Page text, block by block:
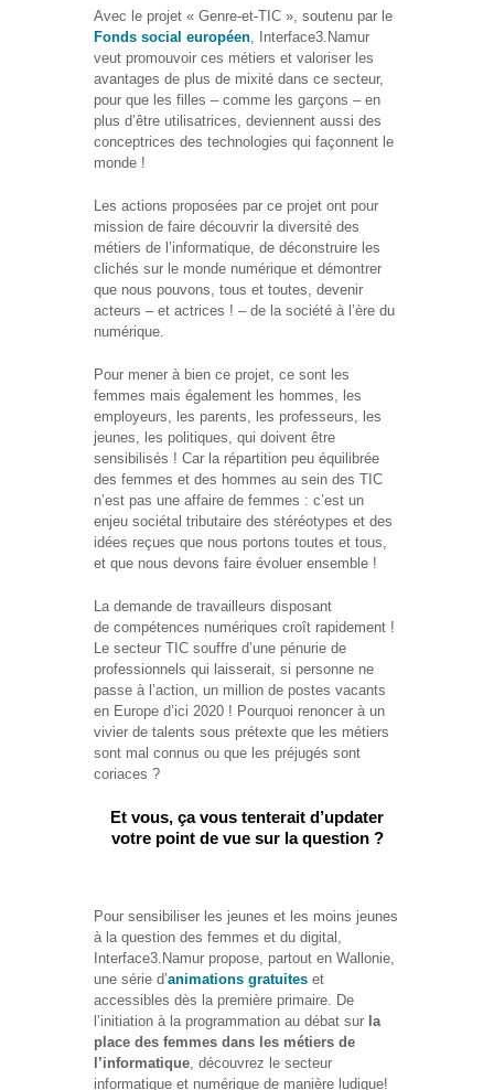
Avec le projet « Genre-et-TIC », soutenu par le
Fonds social européen, Interface3.Namur
veut promouvoir ces métiers et valoriser les
avantages de plus de mixité dans ce secteur,
pour que les filles – comme les garçons – en
plus d’être utilisatrices, deviennent aussi des
conceptrices des technologies qui façonnent le
monde !
Les actions proposées par ce projet ont pour
mission de faire découvrir la diversité des
métiers de l’informatique, de déconstruire les
clichés sur le monde numérique et démontrer
que nous pouvons, tous et toutes, devenir
acteurs – et actrices ! – de la société à l’ère du
numérique.
Pour mener à bien ce projet, ce sont les
femmes mais également les hommes, les
employeurs, les parents, les professeurs, les
jeunes, les politiques, qui doivent être
sensibilisés ! Car la répartition peu équilibrée
des femmes et des hommes au sein des TIC
n’est pas une affaire de femmes : c’est un
enjeu sociétal tributaire des stéréotypes et des
idées reçues que nous portons toutes et tous,
et que nous devons faire évoluer ensemble !
La demande de travailleurs disposant
de compétences numériques croît rapidement !
Le secteur TIC souffre d’une pénurie de
professionnels qui laisserait, si personne ne
passe à l’action, un million de postes vacants
en Europe d’ici 2020 ! Pourquoi renoncer à un
vivier de talents sous prétexte que les métiers
sont mal connus ou que les préjugés sont
coriaces ?
Et vous, ça vous tenterait d’updater
votre point de vue sur la question ?
Pour sensibiliser les jeunes et les moins jeunes
à la question des femmes et du digital,
Interface3.Namur propose, partout en Wallonie,
une série d’animations gratuites et
accessibles dès la première primaire. De
l’initiation à la programmation au débat sur la
place des femmes dans les métiers de
l’informatique , découvrez le secteur
informatique et numérique de manière ludique!
Je valorise
mon profil
avec le
numérique
– CISP
Horizon IT :
métiers de
l’informatique
– CISP
Electromécanicienne
FormaTIC
numérique
au travail
SocioConnect
– Aider son
public avec le
numérique
Formations
sur mesure
Numérique
Numériques
l’enquête !
Animations
ouvertes